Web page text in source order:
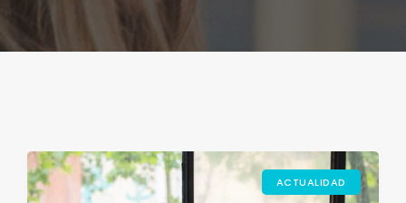
ACTUALIDAD